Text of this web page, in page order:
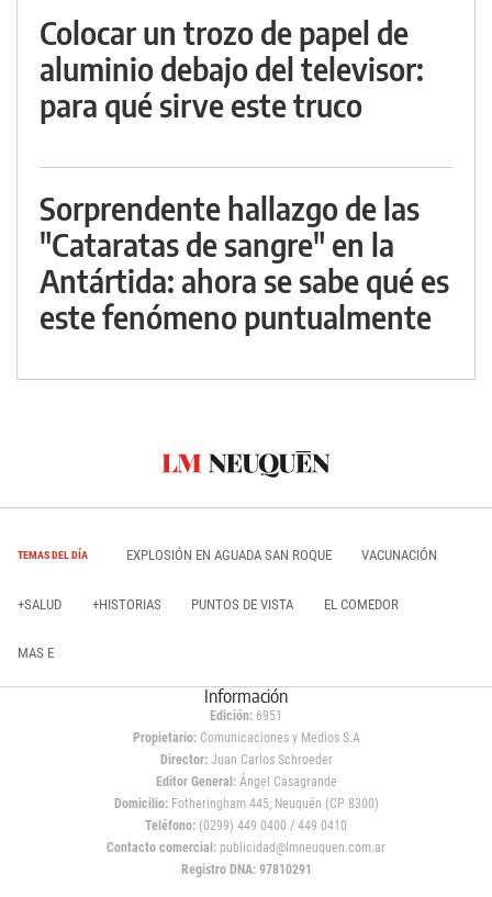
Colocar un trozo de papel de
aluminio debajo del televisor:
para qué sirve este truco
Sorprendente hallazgo de las
"Cataratas de sangre" en la
Antártida: ahora se sabe qué es
este fenómeno puntualmente
TEMAS DEL DÍA EXPLOSIÓN EN AGUADA SAN ROQUE VACUNACIÓN
+SALUD +HISTORIAS PUNTOS DE VISTA EL COMEDOR
MAS E
Información
Edición: 6951
Propietario:Comunicaciones y Medios S.A
Director: Juan Carlos Schroeder
Editor General:Ángel Casagrande
Domicilio:Fotheringham 445, Neuquén (CP 8300)
Teléfono: (0299) 449 0400 / 449 0410
Contacto comercial: publicidad@lmneuquen.com.ar
Registro DNA: 97810291